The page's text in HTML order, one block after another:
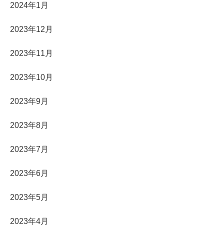
2024年1月
2023年12月
2023年11月
2023年10月
2023年9月
2023年8月
2023年7月
2023年6月
2023年5月
2023年4月